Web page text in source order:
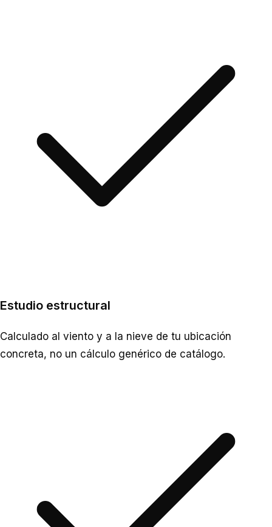
Estudio estructural
Calculado al viento y a la nieve de tu ubicación
concreta, no un cálculo genérico de catálogo.